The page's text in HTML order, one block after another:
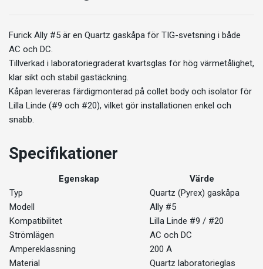
Furick Ally #5 är en Quartz gaskåpa för TIG-svetsning i både
AC och DC.
Tillverkad i laboratoriegraderat kvartsglas för hög värmetålighet,
klar sikt och stabil gastäckning.
Kåpan levereras färdigmonterad på collet body och isolator för
Lilla Linde (#9 och #20), vilket gör installationen enkel och
snabb.
Specifikationer
Egenskap
Värde
Typ
Quartz (Pyrex) gaskåpa
Modell
Ally #5
Kompatibilitet
Lilla Linde #9 / #20
Strömlägen
AC och DC
Ampereklassning
200 A
Material
Quartz laboratorieglas